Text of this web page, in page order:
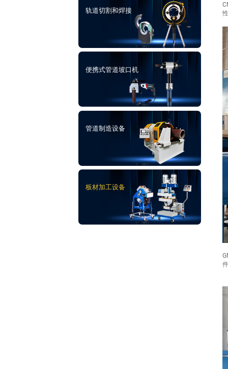
轨道切割和焊接
便携式管道坡口机
管道制造设备
板材加工设备